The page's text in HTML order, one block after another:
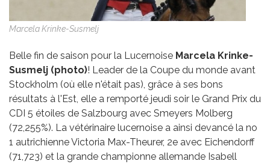
Marcela Krinke-Susmelj
Belle fin de saison pour la Lucernoise Marcela Krinke-
Susmelj (photo)! Leader de la Coupe du monde avant
Stockholm (où elle n'était pas), grâce à ses bons
résultats à l'Est, elle a remporté jeudi soir le Grand Prix du
CDI 5 étoiles de Salzbourg avec Smeyers Molberg
(72,255%). La vétérinaire lucernoise a ainsi devancé la no
1 autrichienne Victoria Max-Theurer, 2e avec Eichendorff
(71,723) et la grande championne allemande Isabell